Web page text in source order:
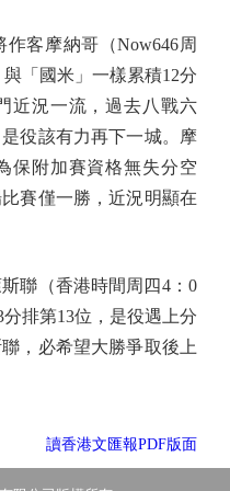
客摩納哥（Now646周
「國米」一樣累積12分
近況一流，過去八戰六
役該有力再下一城。摩
保附加賽資格無失分空
賽僅一勝，近況明顯在
（香港時間周四4：0
排第13位，是役遇上分
，必希望大勝爭取後上
讀香港文匯報PDF版面